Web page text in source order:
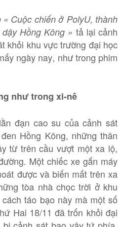
« Cuộc chiến ở PolyU, thành
Hồng Kông » tả lại cảnh
khỏi khu vực trường đại học
ngày nay, như trong phim
như trong xi-nê
đạn cao su của cảnh sát
Hồng Kông, những thân
từ trên cầu vượt một xa lộ,
Một chiếc xe gắn máy
được và biến mất trên xa
tòa nhà chọc trời ở khu
táo bạo này mà một số
Hai 18/11 đã trốn khỏi đại